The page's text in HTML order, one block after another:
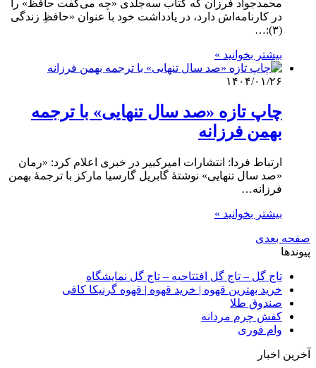
محمدجواد فرزان که کتاب سه‌جلدی «چه می‌گفت حافظ» را
در کارنامه‌اش دارد، در یادداشت خود با عنوان «حافظِ زندگی
(۳):…
بیشتر بخوانید »
۱۴۰۴/۰۱/۲۶
چاپ تازه «صد سال تنهایی» با ترجمه
بهمن فرزانه
ارتباط فردا: انتشارات امیرکبیر در خبری اعلام کرد: «رمان
«صد سال تنهایی» نوشتۀ گابریل گارسیا مارکز با ترجمۀ بهمن
فرزانه…
بیشتر بخوانید »
صفحه بعدی
پیوندها
تاج گل – تاج گل افتتاحیه – تاج گل نمایشگاه
خرید بهترین قهوه | خرید قهوه | قهوه گرنیکا کافی
صندوق طلا
کفش چرم مردانه
وام فوری
آخرین اخبار